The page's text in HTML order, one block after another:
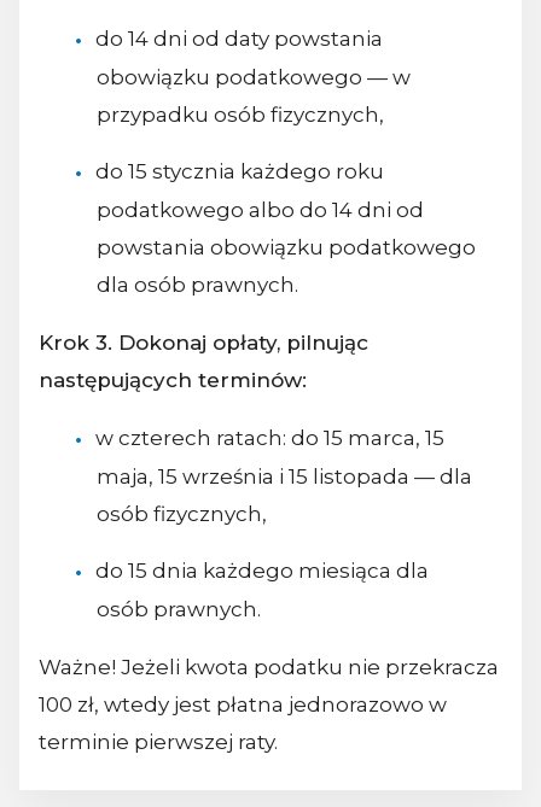
do 14 dni od daty powstania
obowiązku podatkowego — w
przypadku osób fizycznych,
do 15 stycznia każdego roku
podatkowego albo do 14 dni od
powstania obowiązku podatkowego
dla osób prawnych.
Krok 3. Dokonaj opłaty, pilnując
następujących terminów:
w czterech ratach: do 15 marca, 15
maja, 15 września i 15 listopada — dla
osób fizycznych,
do 15 dnia każdego miesiąca dla
osób prawnych.
Ważne! Jeżeli kwota podatku nie przekracza
100 zł, wtedy jest płatna jednorazowo w
terminie pierwszej raty.